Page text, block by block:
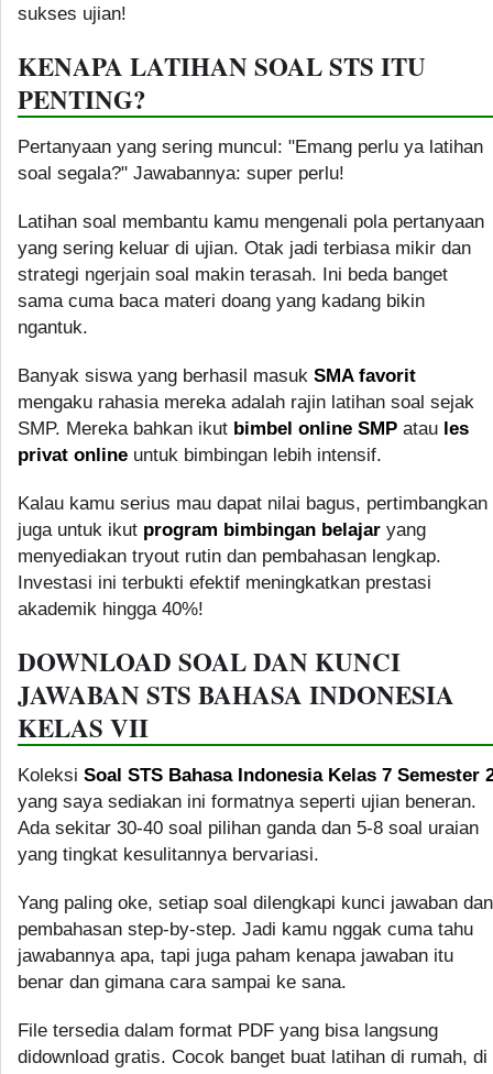
sukses ujian!
KENAPA LATIHAN SOAL STS ITU
PENTING?
Pertanyaan yang sering muncul: "Emang perlu ya latihan
soal segala?" Jawabannya: super perlu!
Latihan soal membantu kamu mengenali pola pertanyaan
yang sering keluar di ujian. Otak jadi terbiasa mikir dan
strategi ngerjain soal makin terasah. Ini beda banget
sama cuma baca materi doang yang kadang bikin
ngantuk.
Banyak siswa yang berhasil masuk SMA favorit
mengaku rahasia mereka adalah rajin latihan soal sejak
SMP. Mereka bahkan ikut bimbel online SMP atau les
privat online untuk bimbingan lebih intensif.
Kalau kamu serius mau dapat nilai bagus, pertimbangkan
juga untuk ikut program bimbingan belajar yang
menyediakan tryout rutin dan pembahasan lengkap.
Investasi ini terbukti efektif meningkatkan prestasi
akademik hingga 40%!
DOWNLOAD SOAL DAN KUNCI
JAWABAN STS BAHASA INDONESIA
KELAS VII
Koleksi Soal STS Bahasa Indonesia Kelas 7 Semester
yang saya sediakan ini formatnya seperti ujian beneran.
Ada sekitar 30-40 soal pilihan ganda dan 5-8 soal uraian
yang tingkat kesulitannya bervariasi.
Yang paling oke, setiap soal dilengkapi kunci jawaban dan
pembahasan step-by-step. Jadi kamu nggak cuma tahu
jawabannya apa, tapi juga paham kenapa jawaban itu
benar dan gimana cara sampai ke sana.
File tersedia dalam format PDF yang bisa langsung
didownload gratis. Cocok banget buat latihan di rumah, di